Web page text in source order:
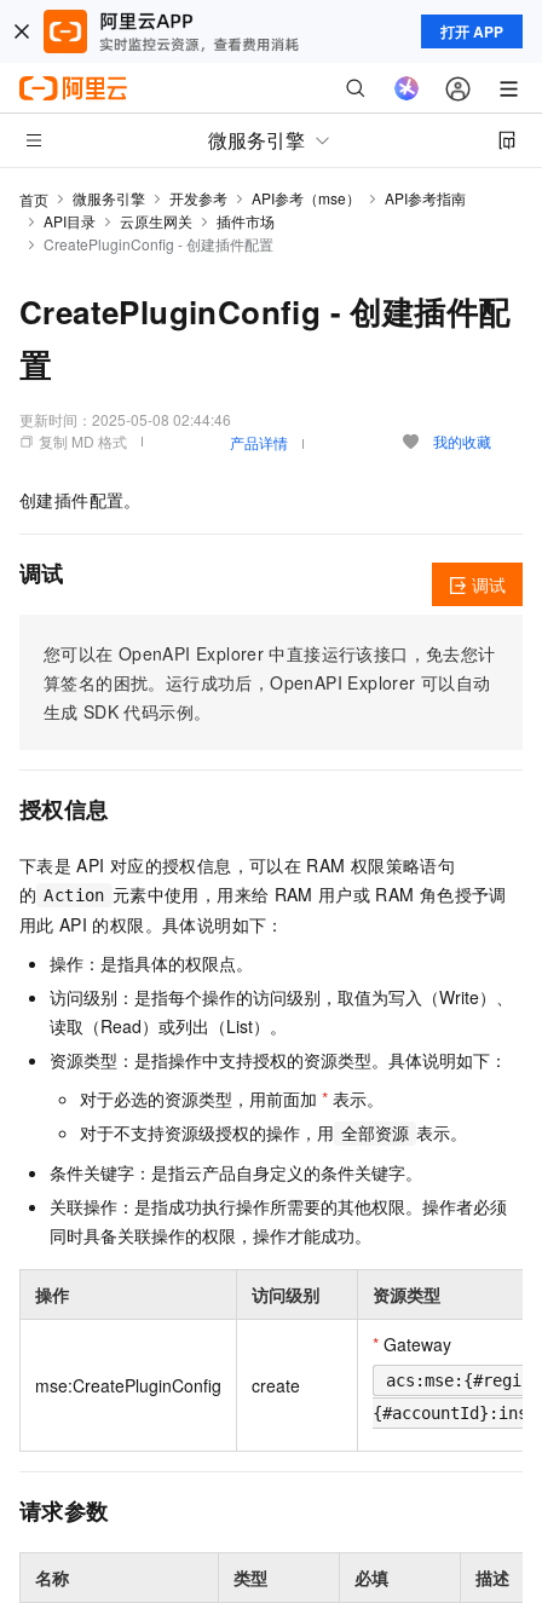
打开 APP
微服务引擎
首页 微服务引擎 开发参考 API参考（mse）
API参考指南
API目录
云原生网关
插件市场
CreatePluginConfig - 创建插件配置
CreatePluginConfig - 创建插件配
置
更新时间： 2025-05-08 02:44:46
复制 MD 格式
产品详情 我的收藏
创建插件配置。
调试
您可以在 OpenAPI Explorer 中直接运行该接口，免去您计
算签名的困扰。运行成功后，OpenAPI Explorer 可以自动
生成 SDK 代码示例。
调试
授权信息
下表是 API 对应的授权信息，可以在 RAM 权限策略语句
的 Action 元素中使用，用来给 RAM 用户或 RAM 角色授予调
用此 API 的权限。具体说明如下：
操作：是指具体的权限点。
访问级别：是指每个操作的访问级别，取值为写入（Write）、
读取（Read）或列出（List）。
资源类型：是指操作中支持授权的资源类型。具体说明如下：
对于必选的资源类型，用前面加 * 表示。
对于不支持资源级授权的操作，用 全部资源 表示。
条件关键字：是指云产品自身定义的条件关键字。
关联操作：是指成功执行操作所需要的其他权限。操作者必须
同时具备关联操作的权限，操作才能成功。
操作 访问级别 资源类型
mse:CreatePluginConfig create
* Gateway
请求参数
名称 类型 必填 描述